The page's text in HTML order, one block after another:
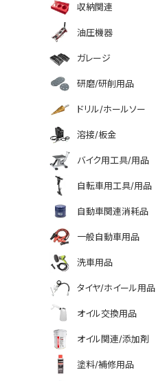
収納関連
油圧機器
ガレージ
研磨/研削用品
ドリル/ホールソー
溶接/板金
バイク用工具/用品
自転車用工具/用品
自動車関連消耗品
一般自動車用品
洗車用品
タイヤ/ホイール用品
オイル交換用品
オイル関連/添加剤
塗料/補修用品